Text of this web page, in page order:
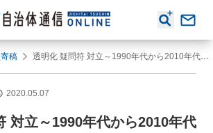
稿 透明化 疑問符 対立～1990年代から2010年代の地方議会改革ヒストリア
2020.05.07
対立～1990年代から2010年代